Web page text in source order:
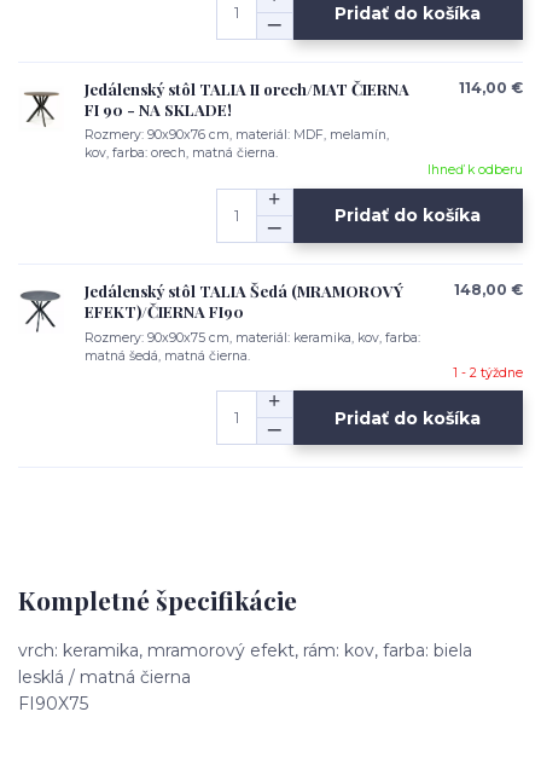
Pridať do košíka
Jedálenský stôl TALIA II orech/MAT ČIERNA
FI 90 - NA SKLADE!
Rozmery: 90x90x76 cm, materiál: MDF, melamín,
kov, farba: orech, matná čierna.
114,00 €
Ihneď k odberu
Pridať do košíka
Jedálenský stôl TALIA Šedá (MRAMOROVÝ
EFEKT)/ČIERNA FI90
Rozmery: 90x90x75 cm, materiál: keramika, kov, farba:
matná šedá, matná čierna.
148,00 €
1 - 2 týždne
Pridať do košíka
Kompletné špecifikácie
vrch: keramika, mramorový efekt, rám: kov, farba: biela
lesklá / matná čierna
FI90X75